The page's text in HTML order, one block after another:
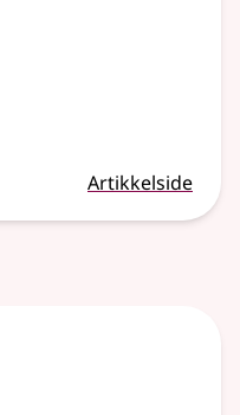
Artikkelside